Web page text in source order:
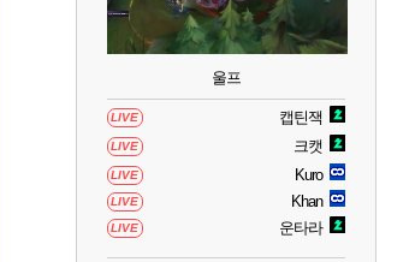
울프
LIVE 캡틴잭
LIVE 크캣
LIVE Kuro
LIVE Khan
LIVE 운타라